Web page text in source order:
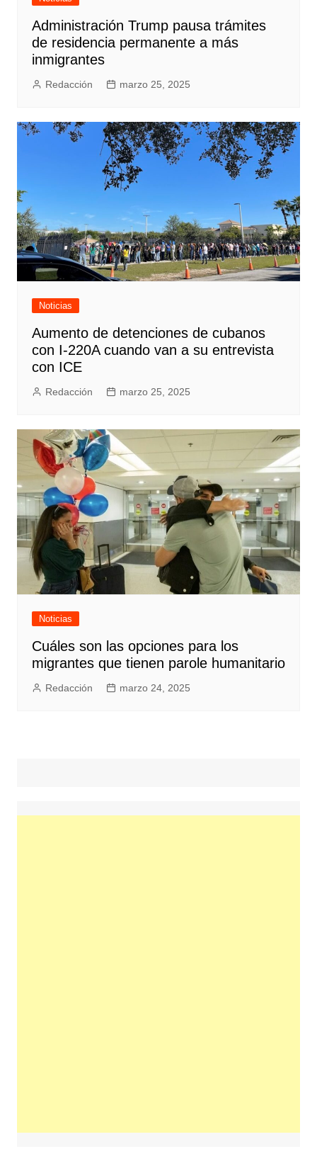
Administración Trump pausa trámites
de residencia permanente a más
inmigrantes
Redacción marzo 25, 2025
Noticias
Aumento de detenciones de cubanos
con I-220A cuando van a su entrevista
con ICE
Redacción marzo 25, 2025
Noticias
Cuáles son las opciones para los
migrantes que tienen parole humanitario
Redacción marzo 24, 2025